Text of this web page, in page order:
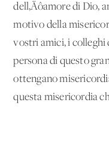
dell‚Äôamore di Dio,
motivo della
vostri amici, i colleghi
persona di questo
ottengano
questa misericordia